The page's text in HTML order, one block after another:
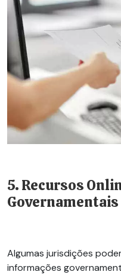
5. Recursos
Governamentais
Algumas jurisdições
informações